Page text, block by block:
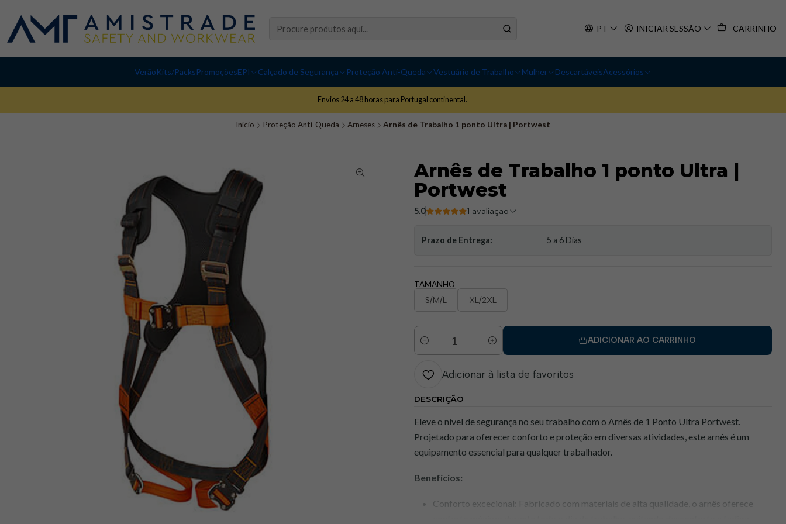
PT INICIAR SESSÃO CARRINHO
VerãoKits/PacksPromoçõesEPI Calçado de Segurança Proteção Anti-Queda Vestuário de Trabalho Mulher DescartáveisAcessórios
Envios 24 a 48 horas para Portugal continental.
Início Proteção Anti-Queda Arneses Arnês de Trabalho 1 ponto Ultra | Portwest
Arnês de Trabalho 1 ponto Ultra |
Portwest
5.0 1 avaliação
Prazo de Entrega: 5 a 6 Dias
TAMANHO
S/M/L XL/2XL
Quantidade
ADICIONAR AO CARRINHO
Adicionar à lista de favoritos
DESCRIÇÃO
Eleve o nível de segurança no seu trabalho com o Arnês de 1 Ponto Ultra Portwest.
Projetado para oferecer conforto e proteção em diversas atividades, este arnês é um
equipamento essencial para qualquer trabalhador.
Benefícios:
Conforto excecional: Fabricado com materiais de alta qualidade, o arnês oferece